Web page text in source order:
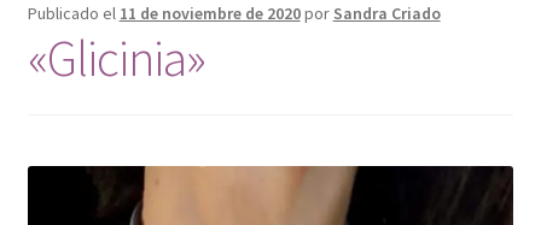
Publicado el 11 de noviembre de 2020por Sandra Criado
«Glicinia»